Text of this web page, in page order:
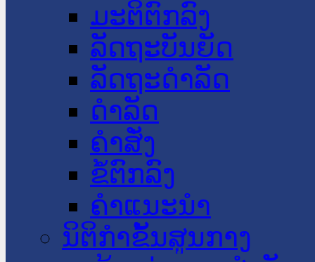
ມະຕິຕົກລົງ
ລັດຖະບັນຍັດ
ລັດຖະດໍາລັດ
ດໍາລັດ
ຄໍາສັ່ງ
ຂໍ້ຕົກລົງ
ຄໍາແນະນໍາ
ນິຕິກຳຂັ້ນສູນກາງ